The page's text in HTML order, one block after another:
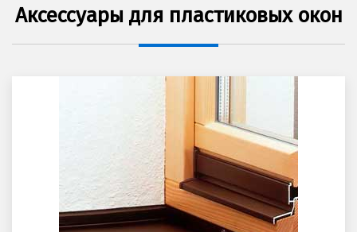
Аксессуары для пластиковых окон